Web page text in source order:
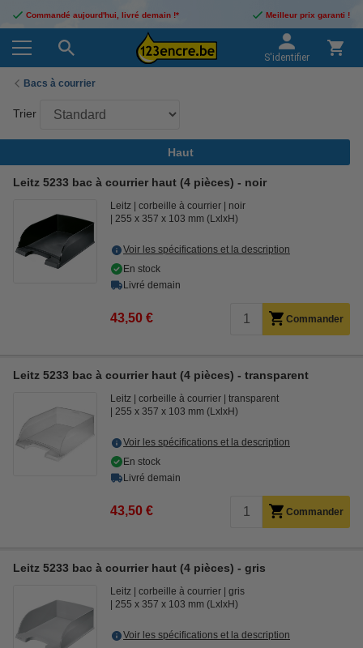
Commandé aujourd'hui, livré demain !* Meilleur prix garanti !
S'identifier
Bacs à courrier
Trier
Haut
Leitz 5233 bac à courrier haut (4 pièces) - noir
Leitz corbeille à courrier
noir
255 x 357 x 103 mm (LxlxH)
Voir les spécifications et la description
En stock
Livré demain
43,50 € Commander
Leitz 5233 bac à courrier haut (4 pièces) - transparent
Leitz corbeille à courrier
transparent
255 x 357 x 103 mm (LxlxH)
Voir les spécifications et la description
En stock
Livré demain
43,50 € Commander
Leitz 5233 bac à courrier haut (4 pièces) - gris
Leitz corbeille à courrier
gris
255 x 357 x 103 mm (LxlxH)
Voir les spécifications et la description